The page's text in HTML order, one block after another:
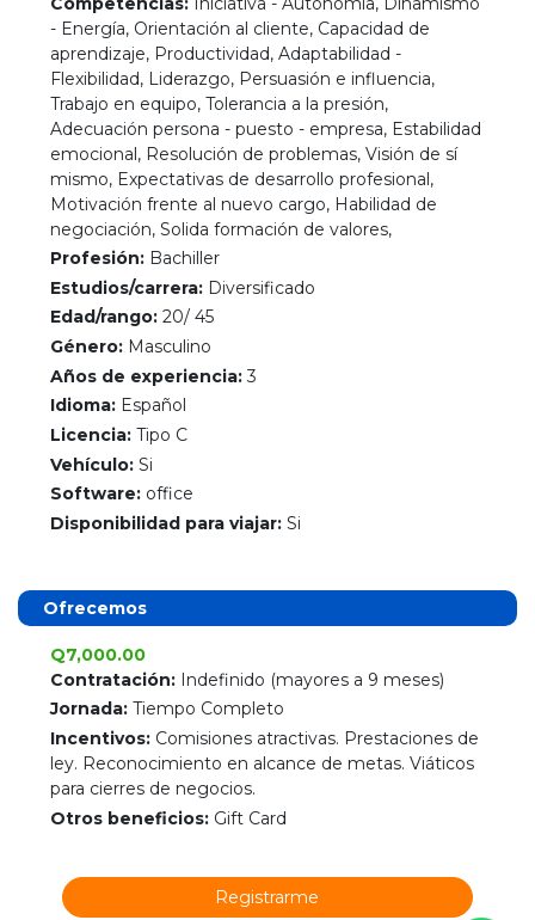
- Energía, Orientación al cliente, Capacidad de
aprendizaje, Productividad, Adaptabilidad -
Flexibilidad, Liderazgo, Persuasión e influencia,
Trabajo en equipo, Tolerancia a la presión,
Adecuación persona - puesto - empresa, Estabilidad
emocional, Resolución de problemas, Visión de sí
mismo, Expectativas de desarrollo profesional,
Motivación frente al nuevo cargo, Habilidad de
negociación, Solida formación de valores,
Profesión: Bachiller
Estudios/carrera: Diversificado
Edad/rango: 20/ 45
Género: Masculino
Años de experiencia:3
Idioma: Español
Licencia: Tipo C
Vehículo: Si
Software: office
Disponibilidad para viajar: Si
Ofrecemos
Q7,000.00
Contratación: Indefinido (mayores a 9 meses)
Jornada: Tiempo Completo
Incentivos: Comisiones atractivas. Prestaciones de
ley. Reconocimiento en alcance de metas. Viáticos
para cierres de negocios.
Otros beneficios: Gift Card
Registrarme